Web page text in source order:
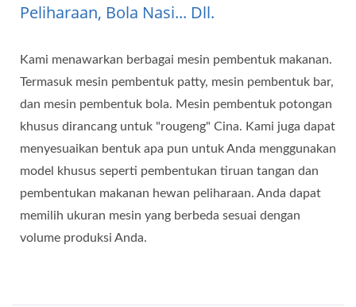
Peliharaan, Bola Nasi... Dll.
Kami menawarkan berbagai mesin pembentuk makanan.
Termasuk mesin pembentuk patty, mesin pembentuk bar,
dan mesin pembentuk bola. Mesin pembentuk potongan
khusus dirancang untuk "rougeng" Cina. Kami juga dapat
menyesuaikan bentuk apa pun untuk Anda menggunakan
model khusus seperti pembentukan tiruan tangan dan
pembentukan makanan hewan peliharaan. Anda dapat
memilih ukuran mesin yang berbeda sesuai dengan
volume produksi Anda.